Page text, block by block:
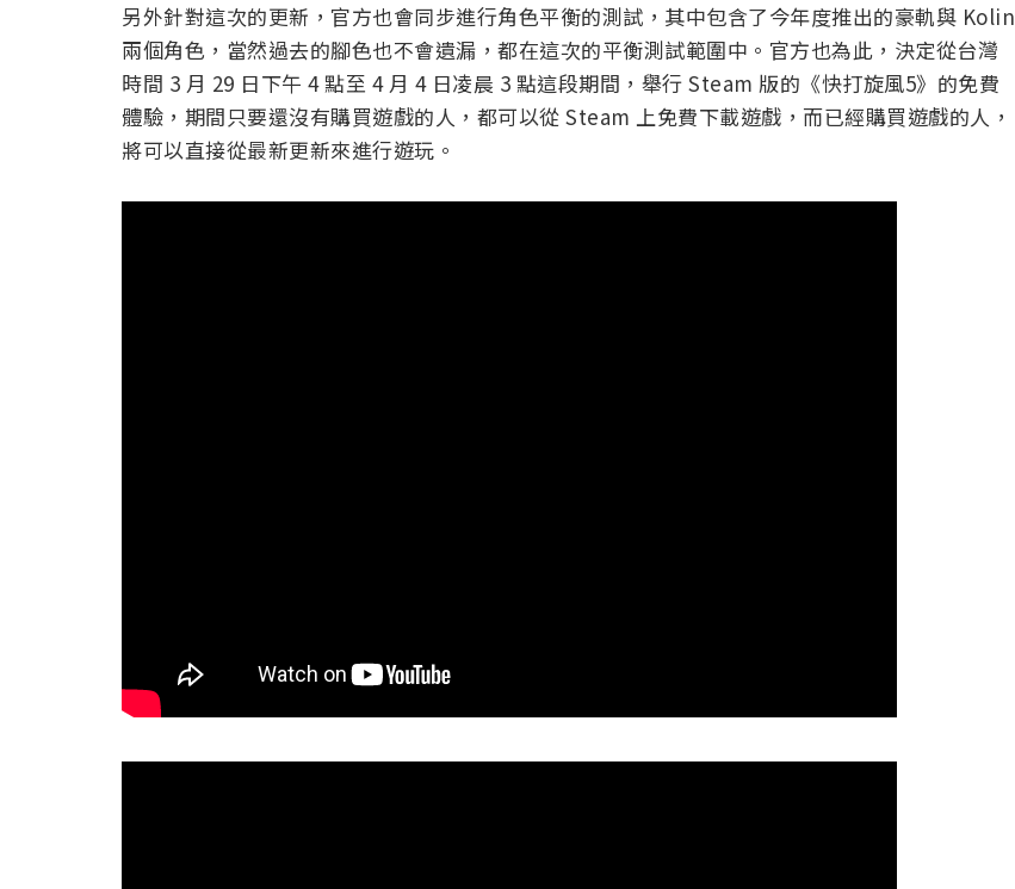
另外針對這次的更新，官方也會同步進行角色平衡的測試，其中包含了今年度推出的豪軌與 Kolin
兩個角色，當然過去的腳色也不會遺漏，都在這次的平衡測試範圍中。官方也為此，決定從台灣
時間 3 月 29 日下午 4 點至 4 月 4 日凌晨 3 點這段期間，舉行 Steam 版的《快打旋風5》的免費
體驗，期間只要還沒有購買遊戲的人，都可以從 Steam 上免費下載遊戲，而已經購買遊戲的人，
將可以直接從最新更新來進行遊玩。